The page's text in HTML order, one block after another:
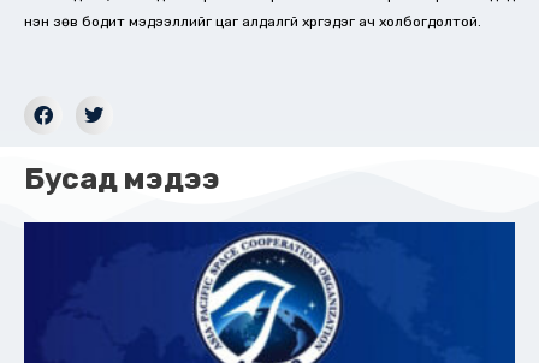
үнэн зөв бодит мэдээллийг цаг алдалгүй хүргэдэг ач холбогдолтой.
Бусад мэдээ